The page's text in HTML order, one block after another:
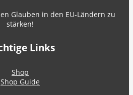
Glauben in den EU-Ländern zu
stärken!
Links
Shop
Shop Guide